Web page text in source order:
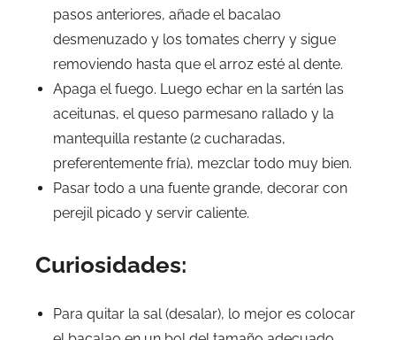
pasos anteriores, añade el bacalao
desmenuzado y los tomates cherry y sigue
removiendo hasta que el arroz esté al dente.
Apaga el fuego. Luego echar en la sartén las
aceitunas, el queso parmesano rallado y la
mantequilla restante (2 cucharadas,
preferentemente fría), mezclar todo muy bien.
Pasar todo a una fuente grande, decorar con
perejil picado y servir caliente.
Curiosidades:
Para quitar la sal (desalar), lo mejor es colocar